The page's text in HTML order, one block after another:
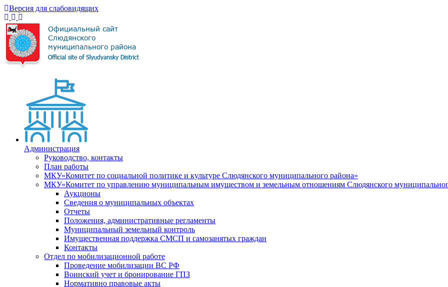
Версия для слабовидящих
Администрация
Руководство, контакты
План работы
МКУ«Комитет по социальной политике и культуре Слюдянского муниципального района»
МКУ«Комитет по управлению муниципальным имуществом и земельным отношениям Слюдянского
Аукционы
Сведения о муниципальных объектах
Отчеты
Положения, административные регламенты
Муниципальный земельный контроль
Имущественная поддержка СМСП и самозанятых граждан
Контакты
Отдел по мобилизационной работе
Проведение мобилизации ВС РФ
Воинский учет и бронирование ГПЗ
Нормативно правовые акты